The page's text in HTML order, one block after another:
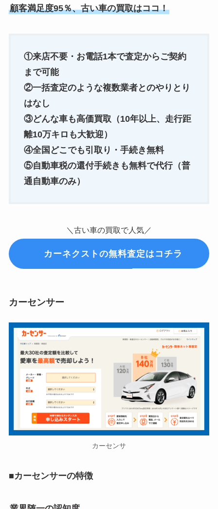
顧客満足度95％、古い車の買取はココ！
①来店不要・お電話1本で査定からご契約
まで可能
②一括査定のような複数業者とのやりとり
はなし
③どんな車も高価買取（10年以上、走行距
離10万キロも大歓迎）
④全国どこでも引取り・手続き無料
⑤自動車税の還付手続きも無料で代行（普
通自動車のみ）
＼古い車の買取で人気／
カーネクストの無料査定はコチラ
カーセンサー
カーセンサ
■カーセンサーの特徴